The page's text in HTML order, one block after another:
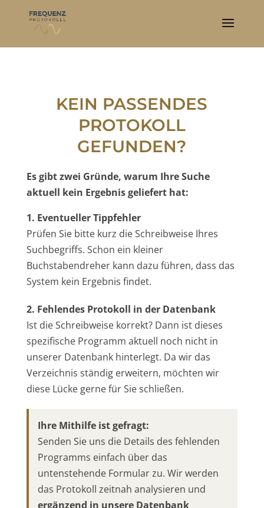
KEIN PASSENDES
PROTOKOLL
GEFUNDEN?
Es gibt zwei Gründe, warum Ihre Suche
aktuell kein Ergebnis geliefert hat:
1. Eventueller Tippfehler
Prüfen Sie bitte kurz die Schreibweise Ihres
Suchbegriffs. Schon ein kleiner
Buchstabendreher kann dazu führen, dass das
System kein Ergebnis findet.
2. Fehlendes Protokoll in der Datenbank
Ist die Schreibweise korrekt? Dann ist dieses
spezifische Programm aktuell noch nicht in
unserer Datenbank hinterlegt. Da wir das
Verzeichnis ständig erweitern, möchten wir
diese Lücke gerne für Sie schließen.
Ihre Mithilfe ist gefragt:
Senden Sie uns die Details des fehlenden
Programms einfach über das
untenstehende Formular zu. Wir werden
das Protokoll zeitnah analysieren und
ergänzend in unsere Datenbank